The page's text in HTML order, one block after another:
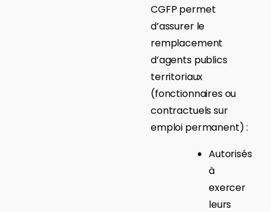
CGFP permet
d’assurer le
remplacement
d’agents publics
territoriaux
(fonctionnaires ou
contractuels sur
emploi permanent) :
Autorisés
à
exercer
leurs